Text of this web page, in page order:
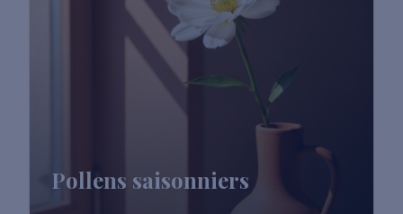
Pollens saisonniers